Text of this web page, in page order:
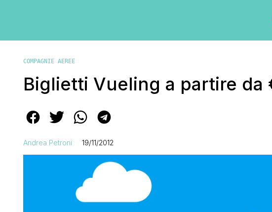
COMPAGNIE AEREE
Biglietti Vueling a partire da
Andrea Petroni 19/11/2012